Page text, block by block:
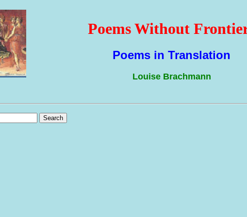
Poems Without
Poems in Translation
Louise Brachmann